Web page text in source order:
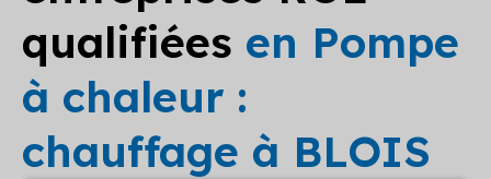
qualifiées en Pompe
à chaleur :
chauffage à BLOIS